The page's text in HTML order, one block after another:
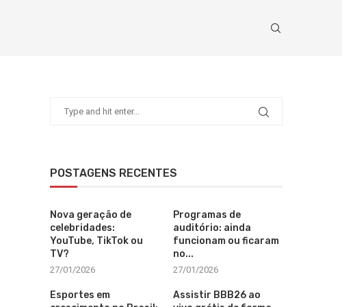
POSTAGENS RECENTES
Nova geração de
celebridades:
YouTube, TikTok ou
TV?
27/01/2026
Programas de
auditório: ainda
funcionam ou ficaram
no...
27/01/2026
Esportes em
Assistir BBB26 ao